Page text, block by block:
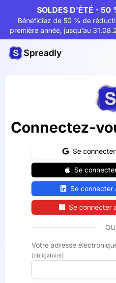
SOLDES D'ÉTÉ - 50
Bénéficiez de 50 % de
première année, jusqu'au
Spreadly
Connectez-
Se connecter
Se
Se connecter
Se connecter
OU
Votre adresse
(obligatoire)